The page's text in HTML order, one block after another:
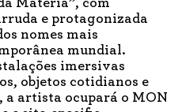
Matéria”, com
e protagonizada
nomes mais
mundial.
imersivas
objetos cotidianos e
artista ocupará o MON